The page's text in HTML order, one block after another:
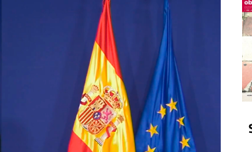
Blog Sembrando sueños,
recogiendo humanidad
Blog Mensajes guardados
La columna